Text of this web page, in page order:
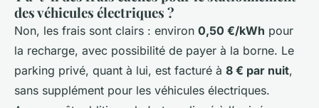
des véhicules électriques ?
Non, les frais sont clairs : environ 0,50 €/kWh pour
la recharge, avec possibilité de payer à la borne. Le
parking privé, quant à lui, est facturé à 8 € par nuit,
sans supplément pour les véhicules électriques.